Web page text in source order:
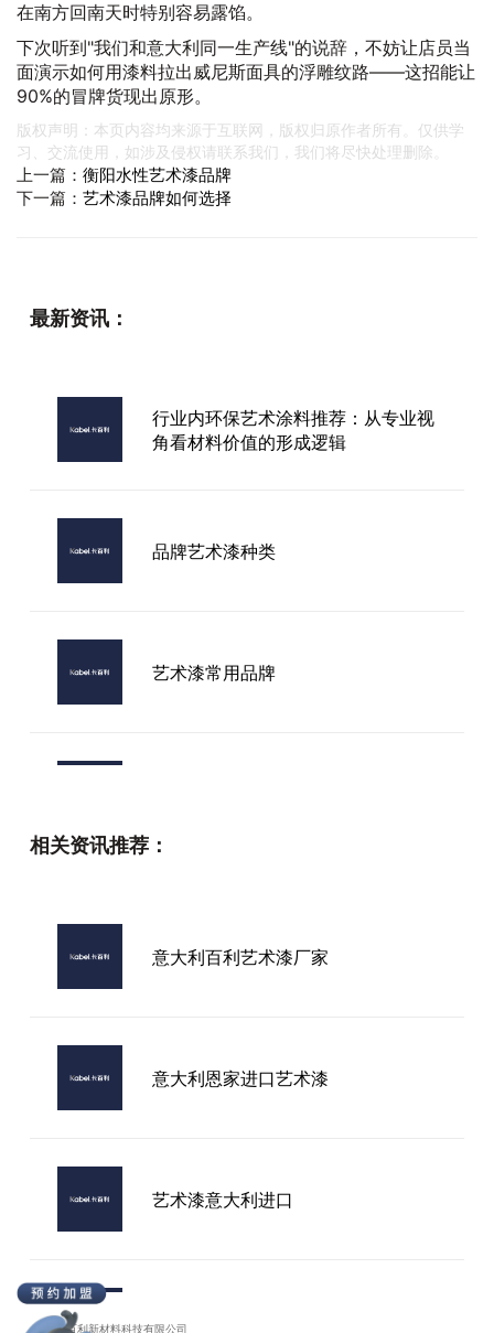
在南方回南天时特别容易露馅。
下次听到"我们和意大利同一生产线"的说辞，不妨让店员当
面演示如何用漆料拉出威尼斯面具的浮雕纹路——这招能让
90%的冒牌货现出原形。
版权声明：本页内容均来源于互联网，版权归原作者所有。仅供学
习、交流使用，如涉及侵权请联系我们，我们将尽快处理删除。
上一篇： 衡阳水性艺术漆品牌
下一篇： 艺术漆品牌如何选择
最新资讯：
行业内环保艺术涂料推荐：从专业视
角看材料价值的形成逻辑
品牌艺术漆种类
艺术漆常用品牌
相关资讯推荐：
意大利百利艺术漆厂家
意大利恩家进口艺术漆
艺术漆意大利进口
意大利艺术漆加盟
广东卡百利新材料科技有限公司